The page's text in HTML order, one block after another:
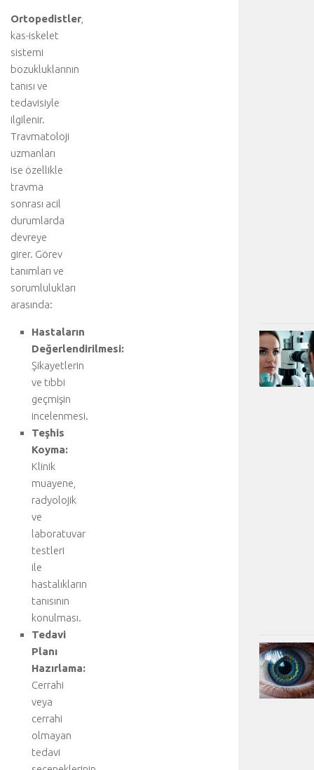
Ortopedistler
kas-iskelet
sistemi
bozukluklarının
tanısı ve
tedavisiyle
ilgilenir.
Travmatoloji
uzmanları
ise özellikle
travma
sonrası acil
durumlarda
devreye
girer. Görev
tanımları ve
sorumlulukları
arasında:
Hastaların
Değerlendirilmesi:
Şikayetlerin
ve tıbbi
geçmişin
incelenmesi.
Teşhis
Koyma:
Klinik
muayene,
radyolojik
ve
laboratuvar
testleri
ile
hastalıkların
tanısının
konulması.
Tedavi
Planı
Hazırlama:
Cerrahi
veya
cerrahi
olmayan
tedavi